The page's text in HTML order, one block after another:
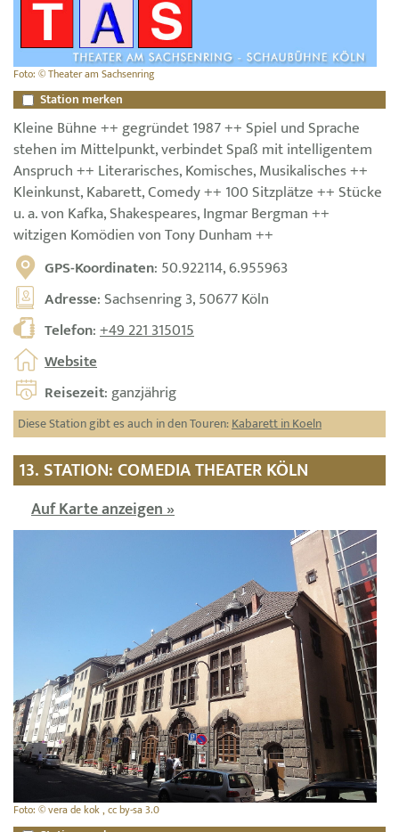
Foto: © Theater am Sachsenring
Station merken
Kleine Bühne ++ gegründet 1987 ++ Spiel und Sprache
stehen im Mittelpunkt, verbindet Spaß mit intelligentem
Anspruch ++ Literarisches, Komisches, Musikalisches ++
Kleinkunst, Kabarett, Comedy ++ 100 Sitzplätze ++ Stücke
u. a. von Kafka, Shakespeares, Ingmar Bergman ++
witzigen Komödien von Tony Dunham ++
GPS-Koordinaten: 50.922114, 6.955963
Adresse: Sachsenring 3, 50677 Köln
Telefon:+49 221 315015
Website
Reisezeit: ganzjährig
Diese Station gibt es auch in den Touren:Kabarett in Koeln
13. STATION: COMEDIA THEATER KÖLN
Auf Karte anzeigen »
Foto: © vera de kok , cc by-sa 3.0